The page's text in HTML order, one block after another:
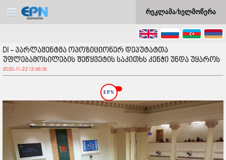
რეკლამა/ხელმოწერა
DI - პარლამენტმა ოპოზიციონერ დეპუტატთა
უფლებამოსილების შეწყვეტის საკითხს კენჭი უნდა უყაროს
2020-11-22 12:58:36